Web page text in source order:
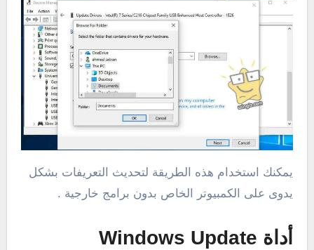
يمكنك استخدام هذه الطريقة لتحديث التعريفات بشكل
يدوى على الكمبيوتر الخاص بدون برامج خارجية .
أداة Windows Update